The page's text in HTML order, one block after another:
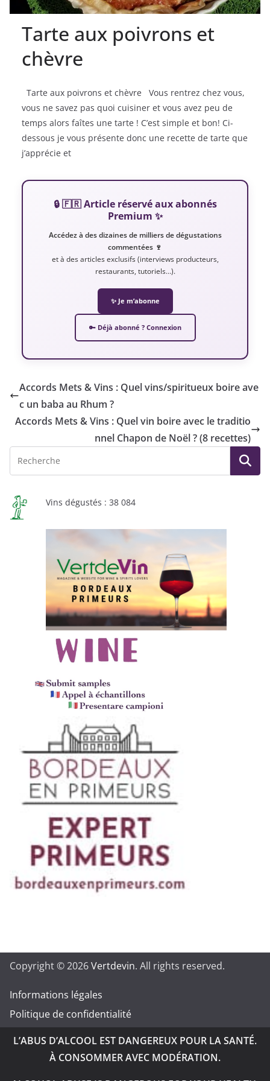
Tarte aux poivrons et
chèvre
Tarte aux poivrons et chèvre Vous rentrez chez vous,
vous ne savez pas quoi cuisiner et vous avez peu de
temps alors faîtes une tarte ! C’est simple et bon! Ci-
dessous je vous présente donc une recette de tarte que
j’apprécie et
🔒 🇫🇷 Article réservé aux abonnés
Premium ✨
Accédez à des dizaines de milliers de dégustations
commentées 🍷
et à des articles exclusifs (interviews producteurs,
restaurants, tutoriels…).
✨ Je m’abonne
🔑 Déjà abonné ? Connexion
Accords Mets & Vins : Quel vins/spiritueux boire ave
c un baba au Rhum ?
Accords Mets & Vins : Quel vin boire avec le traditio
nnel Chapon de Noël ? (8 recettes)
Vins dégustés : 38 084
Copyright © 2026Vertdevin. All rights reserved.
Informations légales
Politique de confidentialité
L’ABUS D’ALCOOL EST DANGEREUX POUR LA SANTÉ.
À CONSOMMER AVEC MODÉRATION.